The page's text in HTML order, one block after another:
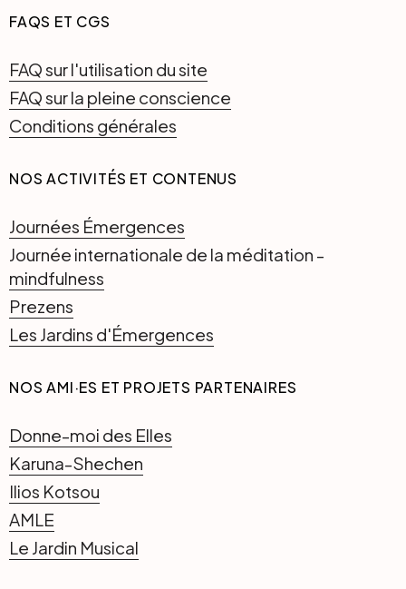
FAQS ET CGS
FAQ sur l'utilisation du site
FAQ sur la pleine conscience
Conditions générales
NOS ACTIVITÉS ET CONTENUS
Journées Émergences
Journée internationale de la méditation -
mindfulness
Prezens
Les Jardins d'Émergences
NOS AMI·ES ET PROJETS PARTENAIRES
Donne-moi des Elles
Karuna-Shechen
Ilios Kotsou
AMLE
Le Jardin Musical